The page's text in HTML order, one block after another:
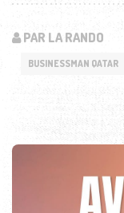
PAR LA RANDO
BUSINESSMAN QATAR